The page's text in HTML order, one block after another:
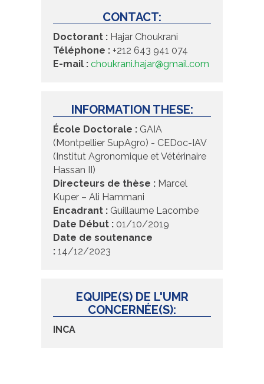
CONTACT:
Doctorant : Hajar Choukrani
Téléphone : +212 643 941 074
E-mail : choukrani.hajar@gmail.com
INFORMATION THESE:
École Doctorale : GAIA
(Montpellier SupAgro) - CEDoc-IAV
(Institut Agronomique et Vétérinaire
Hassan II)
Directeurs de thèse : Marcel
Kuper – Ali Hammani
Encadrant : Guillaume Lacombe
Date Début : 01/10/2019
Date de soutenance
: 14/12/2023
EQUIPE(S) DE L'UMR
CONCERNÉE(S):
INCA